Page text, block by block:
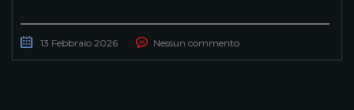
13 Febbraio 2026 Nessun commento